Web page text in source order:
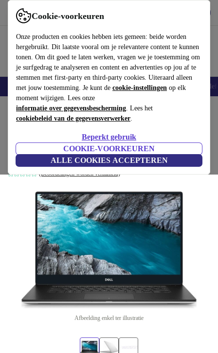
Cookie-voorkeuren
Onze producten en cookies hebben iets gemeen: beide worden
hergebruikt. Dit laatste vooral om je relevantere content te kunnen
tonen. Om dit goed te laten werken, vragen we je toestemming om
je surfgedrag te analyseren en content en advertenties op jou af te
stemmen met first-party en third-party cookies. Uiteraard alleen
met jouw toestemming. Je kunt de cookie-instellingen op elk
moment wijzigen. Lees onze
informatie over gegevensbescherming. Lees het
cookiebeleid van de gegevensverwerker.
Beperkt gebruik
COOKIE-VOORKEUREN
ALLE COOKIES ACCEPTEREN
Gebruik refurbed snel en eenvoudig
Smartphones Laptops Tablets Smartwatches Accessoires
Home Producten Laptops Dell Laptops
Dell XPS 15 7590 | i5-9300H | 15.6-inch
16 GB | 1 TB SSD | FHD | Toetsenbordverlichting | Win 11 Pro |
BE
(Beoordelingen worden verzameld)
Afbeelding enkel ter illustratie